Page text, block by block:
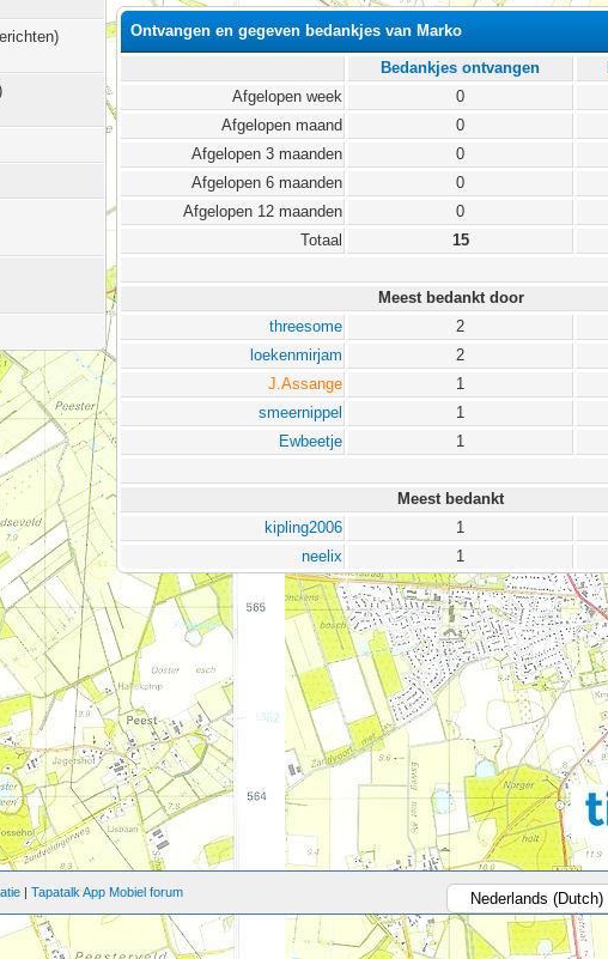
Ontvangen en gegeven bedankjes van Marko
Bedankjes ontvangen
Afgelopen week
0
Afgelopen maand
0
Afgelopen 3 maanden
0
Afgelopen 6 maanden
0
Afgelopen 12 maanden
0
Totaal
15
Meest bedankt door
threesome
2
loekenmirjam
2
J.Assange
1
smeernippel
1
Ewbeetje
1
Meest bedankt
kipling2006
1
neelix
1
|Tapatalk App Mobiel forum